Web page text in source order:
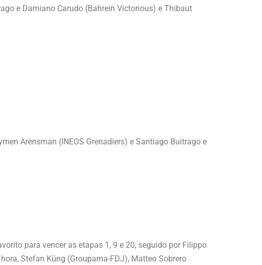
e Damiano Carudo (Bahrein Victorious) e Thibaut
Arensman (INEOS Grenadiers) e Santiago Buitrago e
para vencer as etapas 1, 9 e 20, seguido por Filippo
Stefan Küng (Groupama-FDJ), Matteo Sobrero